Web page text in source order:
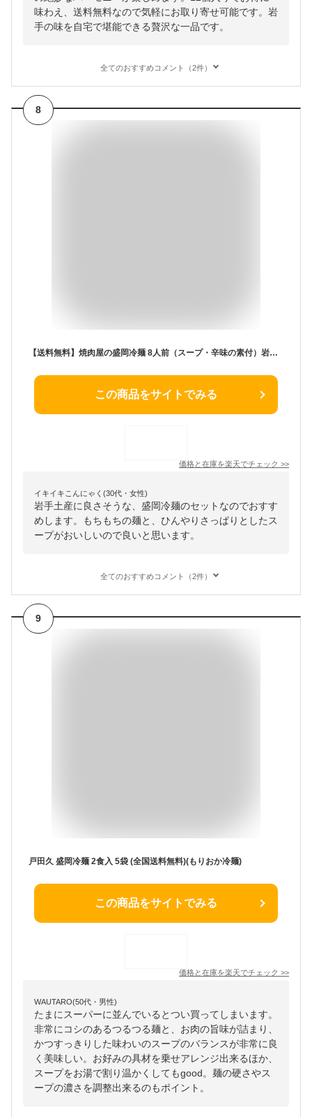
味わえ、送料無料なので気軽にお取り寄せ可能です。岩
手の味を自宅で堪能できる贅沢な一品です。
全てのおすすめコメント（2件）
8
【送料無料】焼肉屋の盛岡冷麺 8人前（スープ・辛味の素付）岩手三大麺の一つ「盛岡冷麺」小山製麺 岩手 お土産
この商品をサイトでみる
価格と在庫を楽天でチェック >>
イキイキこんにゃく(30代・女性)
岩手土産に良さそうな、盛岡冷麺のセットなのでおすす
めします。もちもちの麺と、ひんやりさっぱりとしたス
ープがおいしいので良いと思います。
全てのおすすめコメント（2件）
9
戸田久 盛岡冷麺 2食入 5袋 (全国送料無料)(もりおか冷麺)
この商品をサイトでみる
価格と在庫を楽天でチェック >>
WAUTARO(50代・男性)
たまにスーパーに並んでいるとつい買ってしまいます。
非常にコシのあるつるつる麺と、お肉の旨味が詰まり、
かつすっきりした味わいのスープのバランスが非常に良
く美味しい。お好みの具材を乗せアレンジ出来るほか、
スープをお湯で割り温かくしてもgood。麺の硬さやス
ープの濃さを調整出来るのもポイント。